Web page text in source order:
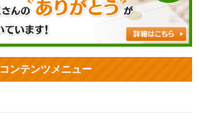
コンテンツメニュー